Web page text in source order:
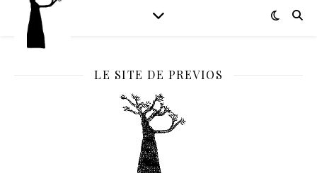
LE SITE DE PREVIOS